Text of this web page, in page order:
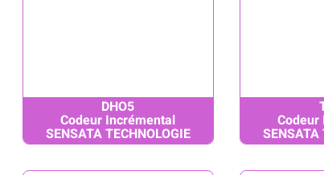
DHO5
Codeur Incrémental
SENSATA TECHNOLOGIE SENSATA